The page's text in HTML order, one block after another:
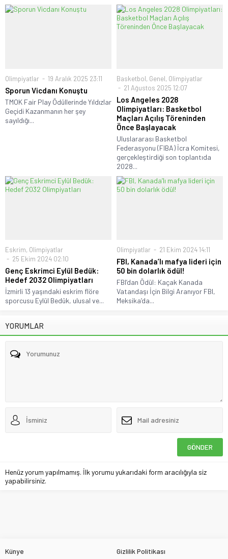
Olimpiyatlar 19 Aralık 2025 23:11
Sporun Vicdanı Konuştu
TMOK Fair Play Ödüllerinde Yıldızlar
Geçidi Kazanmanın her şey
sayıldığı...
Basketbol, Genel, Olimpiyatlar
21 Ağustos 2025 12:07
Los Angeles 2028
Olimpiyatları: Basketbol
Maçları Açılış Töreninden
Önce Başlayacak
Uluslararası Basketbol
Federasyonu (FIBA) İcra Komitesi,
gerçekleştirdiği son toplantıda
2028...
Eskrim, Olimpiyatlar
25 Ekim 2024 02:10
Genç Eskrimci Eylül Bedük:
Hedef 2032 Olimpiyatları
İzmirli 13 yaşındaki eskrim flöre
sporcusu Eylül Bedük, ulusal ve...
Olimpiyatlar 21 Ekim 2024 14:11
FBI, Kanada’lı mafya lideri için
50 bin dolarlık ödül!
FBI’dan Ödül: Kaçak Kanada
Vatandaşı İçin Bilgi Aranıyor FBI,
Meksika’da...
YORUMLAR
Henüz yorum yapılmamış. İlk yorumu yukarıdaki form aracılığıyla siz
yapabilirsiniz.
Künye Gizlilik Politikası